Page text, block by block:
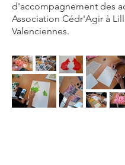
d'accompagnement des
Association Cédr'Agir à
Valenciennes.